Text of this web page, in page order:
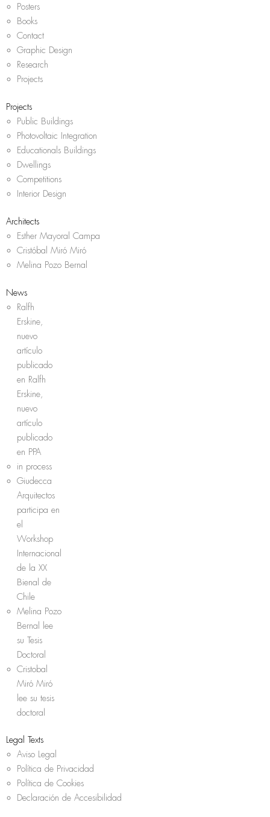
Posters
Books
Contact
Graphic Design
Research
Projects
Projects
Public Buildings
Photovoltaic Integration
Educationals Buildings
Dwellings
Competitions
Interior Design
Architects
Esther Mayoral Campa
Cristóbal Miró Miró
Melina Pozo Bernal
News
Ralfh
Erskine,
nuevo
artículo
publicado
en Ralfh
Erskine,
nuevo
artículo
publicado
en PPA
in process
Giudecca
Arquitectos
participa en
el
Workshop
Internacional
de la XX
Bienal de
Chile
Melina Pozo
Bernal lee
su Tesis
Doctoral
Cristobal
Miró Miró
lee su tesis
doctoral
Legal Texts
Aviso Legal
Política de Privacidad
Política de Cookies
Declaración de Accesibilidad